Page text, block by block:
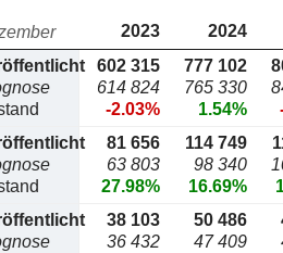
2023 2024
602 315
614 824
-2.03%
777 102
765 330
1.54%
81 656
63 803
27.98%
114 749
98 340
16.69%
38 103
36 432
50 486
47 409